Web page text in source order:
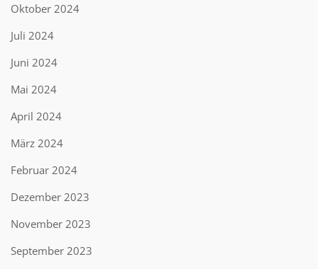
Oktober 2024
Juli 2024
Juni 2024
Mai 2024
April 2024
März 2024
Februar 2024
Dezember 2023
November 2023
September 2023